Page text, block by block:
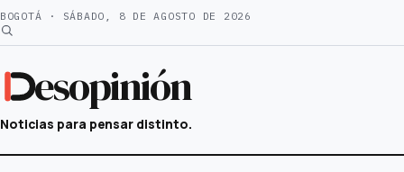
Saltar
al
BOGOTÁ · SÁBADO, 8 DE AGOSTO DE 2026
esopinión
Noticias para pensar distinto.